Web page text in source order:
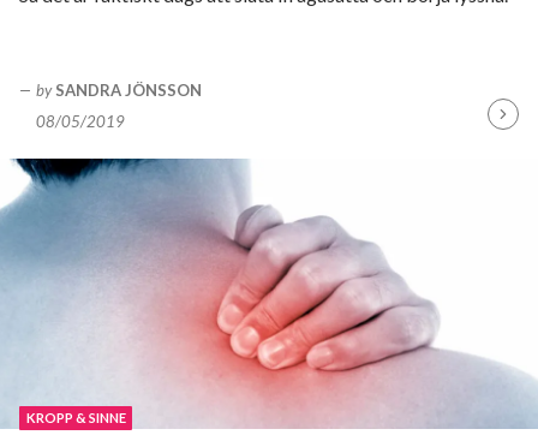
by SANDRA JÖNSSON
08/05/2019
KROPP & SINNE